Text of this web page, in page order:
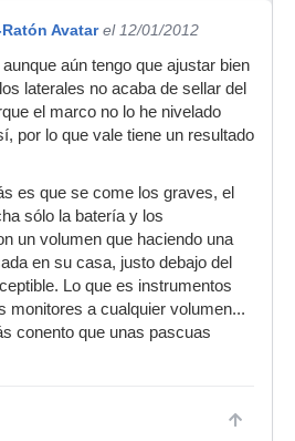
Avatar el 12/01/2012
aún tengo que ajustar bien
laterales no acaba de sellar del
el marco no lo he nivelado
por lo que vale tiene un resultado
es que se come los graves, el
sólo la batería y los
un volumen que haciendo una
en su casa, justo debajo del
Lo que es instrumentos
monitores a cualquier volumen...
conento que unas pascuas